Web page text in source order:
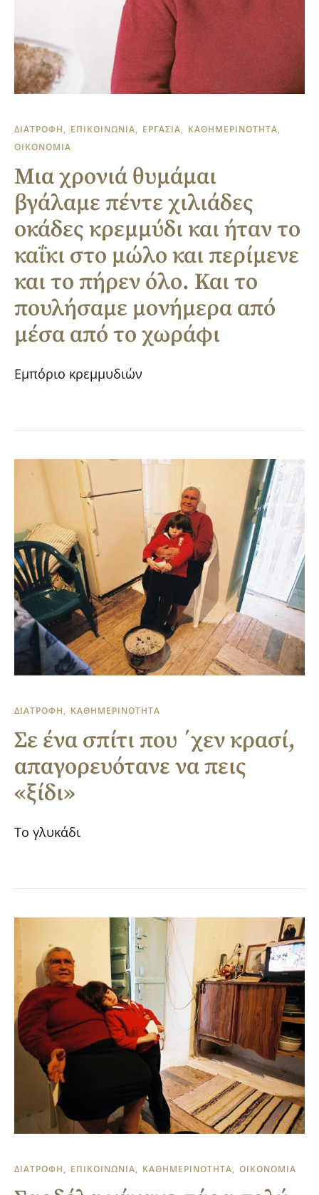
ΔΙΑΤΡΟΦΗ ΕΠΙΚΟΙΝΩΝΙΑ ΕΡΓΑΣΙΑ
ΚΑΘΗΜΕΡΙΝΟΤΗΤΑ
ΟΙΚΟΝΟΜΙΑ
Μια χρονιά θυμάμαι
βγάλαμε πέντε χιλιάδες
οκάδες κρεμμύδι και ήταν το
καΐκι στο μώλο και περίμενε
και το πήρεν όλο. Και το
πουλήσαμε μονήμερα από
μέσα από το χωράφι
Εμπόριο κρεμμυδιών
ΔΙΑΤΡΟΦΗ ΚΑΘΗΜΕΡΙΝΟΤΗΤΑ
Σε ένα σπίτι που ΄χεν κρασί,
απαγορευότανε να πεις
«ξίδι»
Το γλυκάδι
ΔΙΑΤΡΟΦΗ ΕΠΙΚΟΙΝΩΝΙΑ ΚΑΘΗΜΕΡΙΝΟΤΗΤΑ ΟΙΚΟΝΟΜΙΑ